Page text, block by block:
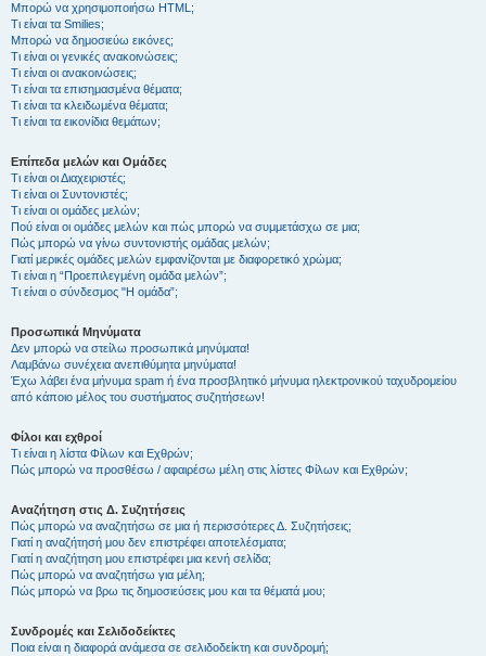
Μπορώ να χρησιμοποιήσω HTML;
Τι είναι τα Smilies;
Μπορώ να δημοσιεύω εικόνες;
Τι είναι οι γενικές ανακοινώσεις;
Τι είναι οι ανακοινώσεις;
Τι είναι τα επισημασμένα θέματα;
Τι είναι τα κλειδωμένα θέματα;
Τι είναι τα εικονίδια θεμάτων;
Επίπεδα μελών και Ομάδες
Τι είναι οι Διαχειριστές;
Τι είναι οι Συντονιστές;
Τι είναι οι ομάδες μελών;
Πού είναι οι ομάδες μελών και πώς μπορώ να συμμετάσχω σε μια;
Πώς μπορώ να γίνω συντονιστής ομάδας μελών;
Γιατί μερικές ομάδες μελών εμφανίζονται με διαφορετικό χρώμα;
Τι είναι η “Προεπιλεγμένη ομάδα μελών”;
Τι είναι ο σύνδεσμος "Η ομάδα”;
Προσωπικά Μηνύματα
Δεν μπορώ να στείλω προσωπικά μηνύματα!
Λαμβάνω συνέχεια ανεπιθύμητα μηνύματα!
Έχω λάβει ένα μήνυμα spam ή ένα προσβλητικό μήνυμα ηλεκτρονικού ταχυδρομείου
από κάποιο μέλος του συστήματος συζητήσεων!
Φίλοι και εχθροί
Τι είναι η λίστα Φίλων και Εχθρών;
Πώς μπορώ να προσθέσω / αφαιρέσω μέλη στις λίστες Φίλων και Εχθρών;
Αναζήτηση στις Δ. Συζητήσεις
Πώς μπορώ να αναζητήσω σε μια ή περισσότερες Δ. Συζητήσεις;
Γιατί η αναζήτησή μου δεν επιστρέφει αποτελέσματα;
Γιατί η αναζήτηση μου επιστρέφει μια κενή σελίδα;
Πώς μπορώ να αναζητήσω για μέλη;
Πώς μπορώ να βρω τις δημοσιεύσεις μου και τα θέματά μου;
Συνδρομές και Σελιδοδείκτες
Ποια είναι η διαφορά ανάμεσα σε σελιδοδείκτη και συνδρομή;